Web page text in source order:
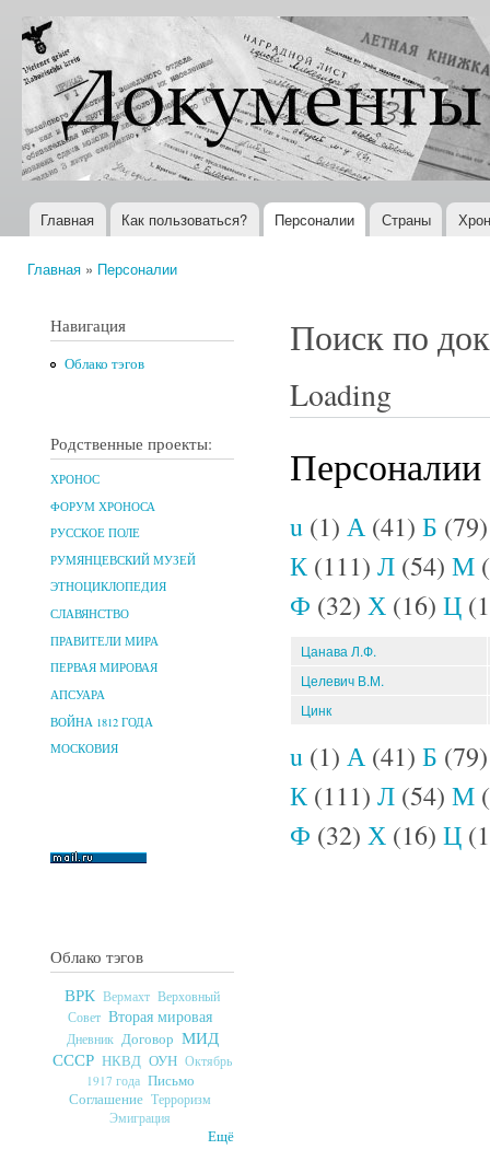
Документы
XX века
Всемирная
история в
Интернете
Главное меню
Главная Как пользоваться? Персоналии Страны
Главная » Персоналии
Навигация
Облако тэгов
Родственные проекты:
ХРОНОС
ФОРУМ ХРОНОСА
РУССКОЕ ПОЛЕ
РУМЯНЦЕВСКИЙ МУЗЕЙ
ЭТНОЦИКЛОПЕДИЯ
СЛАВЯНСТВО
ПРАВИТЕЛИ МИРА
ПЕРВАЯ МИРОВАЯ
АПСУАРА
ВОЙНА 1812 ГОДА
МОСКОВИЯ
Облако тэгов
ВРК Вермахт Верховный
Совет Вторая мировая
Дневник Договор МИД
СССР НКВД ОУН Октябрь
1917 года Письмо
Соглашение Терроризм
Эмиграция
Ещё
Поиск по
Loading
Персоналии
u (1) А(41) Б
К (111) Л (54) М
Ф (32) Х (16) Ц
Цанава Л.Ф.
Целевич В.М.
Цинк
u (1) А(41) Б
К (111) Л (54) М
Ф (32) Х (16) Ц